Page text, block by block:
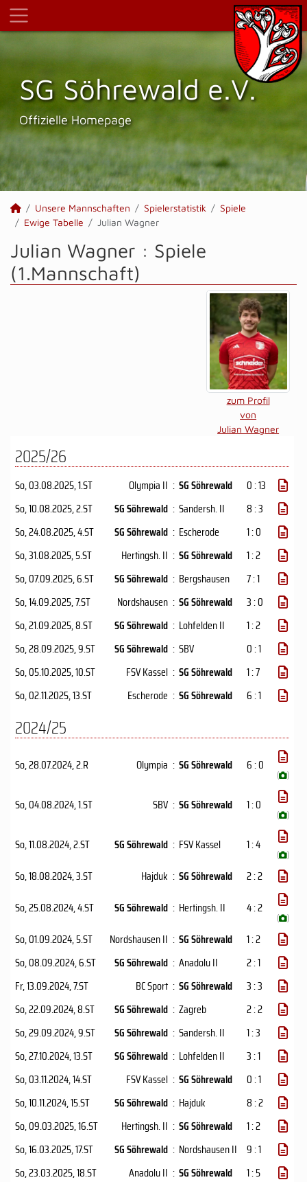
SG Söhrewald e.V.
Offizielle Homepage
Unsere Mannschaften Spielerstatistik
Spiele
Ewige Tabelle
Julian Wagner
Julian Wagner : Spiele
(1.Mannschaft)
zum Profil
von
Julian Wagner
2025/26
So, 03.08.2025, 1.ST Olympia II : SG Söhrewald
0 : 13
So, 10.08.2025, 2.ST SG Söhrewald : Sandersh. II
8 : 3
So, 24.08.2025, 4.ST SG Söhrewald : Escherode
1 : 0
So, 31.08.2025, 5.ST Hertingsh. II : SG Söhrewald
1 : 2
So, 07.09.2025, 6.ST SG Söhrewald : Bergshausen
7 : 1
So, 14.09.2025, 7.ST Nordshausen : SG Söhrewald
3 : 0
So, 21.09.2025, 8.ST SG Söhrewald : Lohfelden II
1 : 2
So, 28.09.2025, 9.ST SG Söhrewald : SBV
0 : 1
So, 05.10.2025, 10.ST FSV Kassel : SG Söhrewald
1 : 7
So, 02.11.2025, 13.ST Escherode : SG Söhrewald 6 : 1
2024/25
So, 28.07.2024, 2.R Olympia : SG Söhrewald 6 : 0
( )
So, 04.08.2024, 1.ST SBV : SG Söhrewald 1 : 0
( )
So, 11.08.2024, 2.ST SG Söhrewald : FSV Kassel 1 : 4
( )
So, 18.08.2024, 3.ST Hajduk : SG Söhrewald
2 : 2
So, 25.08.2024, 4.ST SG Söhrewald : Hertingsh. II 4 : 2
( )
So, 01.09.2024, 5.ST Nordshausen II : SG Söhrewald
1 : 2
So, 08.09.2024, 6.ST SG Söhrewald : Anadolu II
2 : 1
Fr, 13.09.2024, 7.ST BC Sport : SG Söhrewald
3 : 3
So, 22.09.2024, 8.ST SG Söhrewald : Zagreb
2 : 2
So, 29.09.2024, 9.ST SG Söhrewald : Sandersh. II
1 : 3
So, 27.10.2024, 13.ST SG Söhrewald : Lohfelden II
3 : 1
So, 03.11.2024, 14.ST FSV Kassel : SG Söhrewald
0 : 1
So, 10.11.2024, 15.ST SG Söhrewald : Hajduk
8 : 2
So, 09.03.2025, 16.ST Hertingsh. II : SG Söhrewald
1 : 2
So, 16.03.2025, 17.ST SG Söhrewald : Nordshausen II 9 : 1
So, 23.03.2025, 18.ST Anadolu II : SG Söhrewald
1 : 5